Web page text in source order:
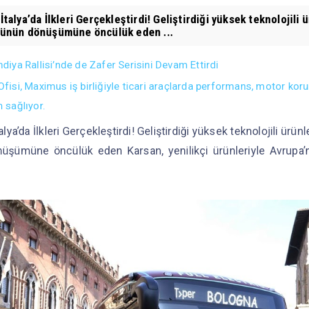
İtalya’da İlkleri Gerçekleştirdi! Geliştirdiği yüksek teknolojili
dönüşümüne öncülük eden ...
Rallisi’nde de Zafer Serisini Devam Ettirdi
Maximus iş birliğiyle ticari araçlarda performans, motor
sağlıyor.
İlkleri Gerçekleştirdi! Geliştirdiği yüksek teknolojili
öncülük eden Karsan, yenilikçi ürünleriyle